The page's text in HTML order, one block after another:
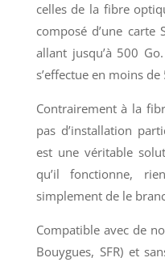
celles de la fibre
composé d’une
allant jusqu’à 500
s’effectue en moins
Contrairement à la
pas d’installation
est une véritable
qu’il fonctionne,
simplement de le
Compatible avec de
Bouygues, SFR) et